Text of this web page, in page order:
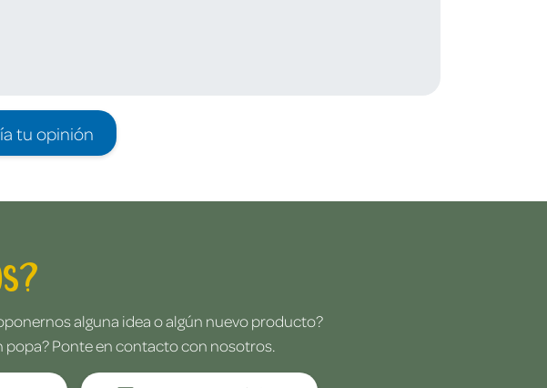
tu opinión
alguna idea o algún nuevo producto?
popa? Ponte en contacto con nosotros.